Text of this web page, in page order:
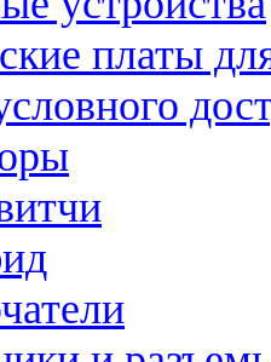
платы